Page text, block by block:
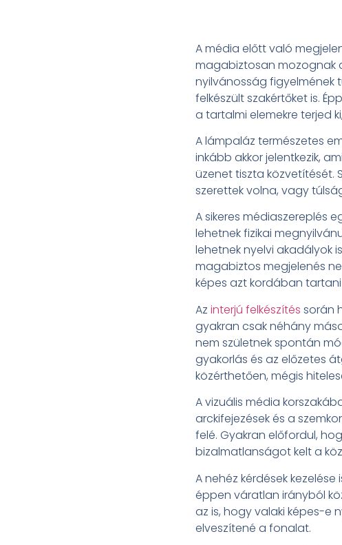
A média előtt való
magabiztosan mozognak
nyilvánosság figyelmének
felkészült szakértőket is.
a tartalmi elemekre terjed
A lámpaláz természetes
inkább akkor jelentkezik,
üzenet tiszta közvetítését.
szerettek volna, vagy
A sikeres médiaszereplés
lehetnek fizikai
lehetnek nyelvi akadályok
magabiztos megjelenés
képes azt kordában
Az interjú felkészítés során
gyakran csak néhány
nem születnek spontán
gyakorlás és az előzetes
közérthetően, mégis
A vizuális média
arckifejezések és a
felé. Gyakran előfordul,
bizalmatlanságot kelt a
A nehéz kérdések
éppen váratlan irányból
az is, hogy valaki képes-e
elveszítené a fonalat.